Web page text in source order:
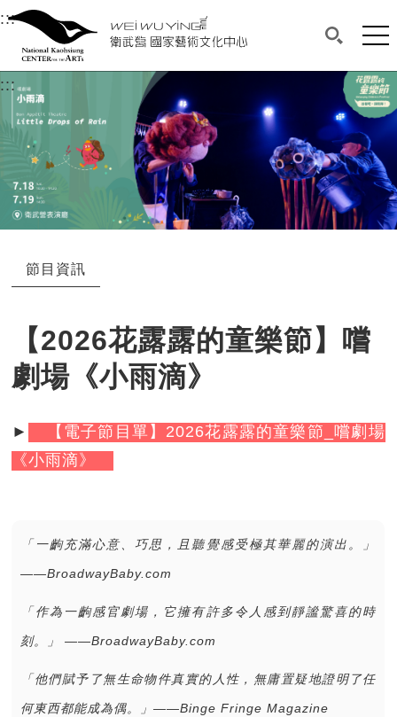
衛武營國家藝術文化中心
中央內容區塊，為本頁主要內容區。
:::選單連結區塊，此區塊列有本網站主要連結。
衛武營國家藝術文化中心
搜尋(開
網
:::中央內容區塊，為本頁主要內容區。
節目資訊
【2026花露露的童樂節】嚐
劇場《小雨滴》
►
【電子節目單】2026花露露的童樂節_嚐劇場
《小雨滴》
「一齣充滿心意、巧思，且聽覺感受極其華麗的演出。」
——BroadwayBaby.com
「作為一齣感官劇場，它擁有許多令人感到靜謐驚喜的時
刻。」 ——BroadwayBaby.com
「他們賦予了無生命物件真實的人性，無庸置疑地證明了任
何東西都能成為偶。」——Binge Fringe Magazine